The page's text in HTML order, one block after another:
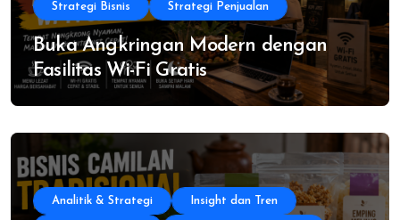
Strategi Bisnis Strategi Penjualan
Buka Angkringan Modern dengan
Fasilitas Wi-Fi Gratis
Analitik & Strategi Insight dan Tren